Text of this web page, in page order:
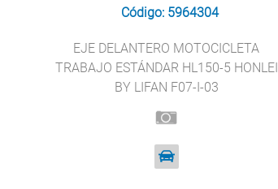
Código: 5964304
EJE DELANTERO MOTOCICLETA
TRABAJO ESTÁNDAR HL150-5 HONLEI
BY LIFAN F07-I-03